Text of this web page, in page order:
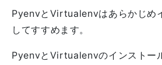
PyenvとVirtualenvはあらかじめ
してすすめます。
PyenvとVirtualenvのインストー